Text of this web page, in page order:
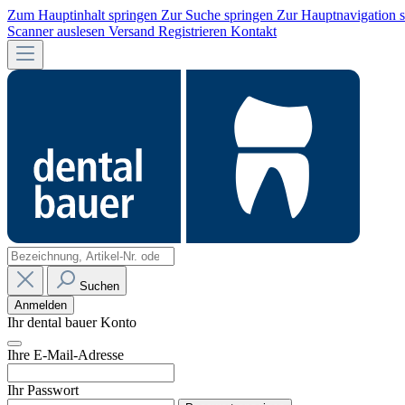
Zum Hauptinhalt springen Zur Suche springen Zur Hauptnavigation
Scanner auslesen Versand Registrieren Kontakt
Suchen
Anmelden
Ihr dental bauer Konto
Ihre E-Mail-Adresse
Ihr Passwort